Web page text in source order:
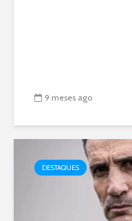
9 meses ago
DESTAQUES